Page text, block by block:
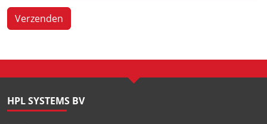
Verzenden
HPL SYSTEMS BV